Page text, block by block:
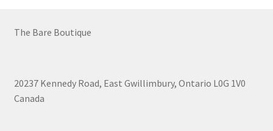
The Bare Boutique
20237 Kennedy Road, East Gwillimbury, Ontario L0G 1V0
Canada